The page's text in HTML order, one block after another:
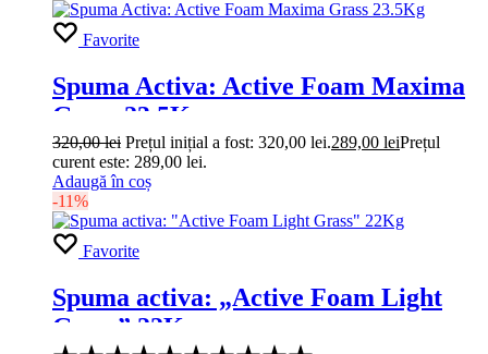
Favorite
Spuma Activa: Active Foam Maxima
Grass 23.5Kg
320,00lei Prețul inițial a fost: 320,00 lei.289,00 leiPrețul
curent este: 289,00 lei.
Adaugă în coș
-11%
Favorite
Spuma activa: „Active Foam Light
Grass” 22Kg